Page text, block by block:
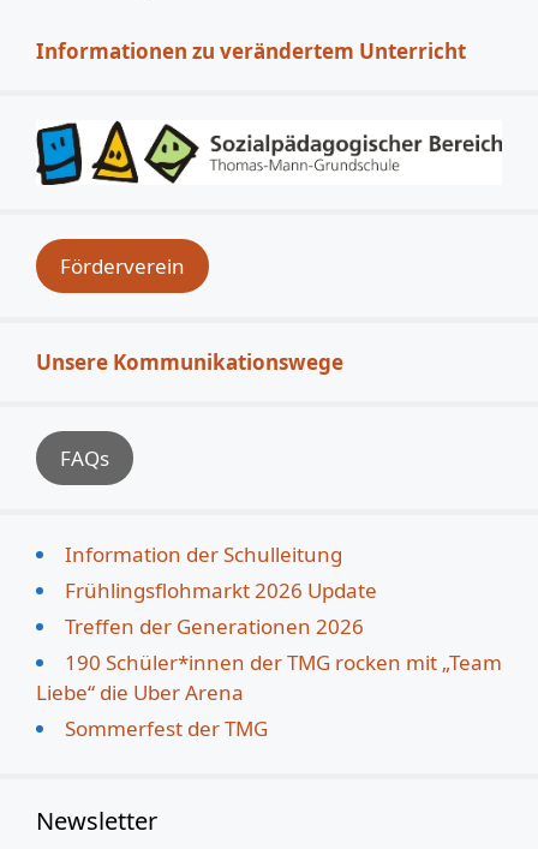
Informationen zu verändertem Unterricht
Förderverein
Unsere Kommunikationswege
FAQs
Information der Schulleitung
Frühlingsflohmarkt 2026 Update
Treffen der Generationen 2026
190 Schüler*innen der TMG rocken mit „Team
Liebe“ die Uber Arena
Sommerfest der TMG
Newsletter